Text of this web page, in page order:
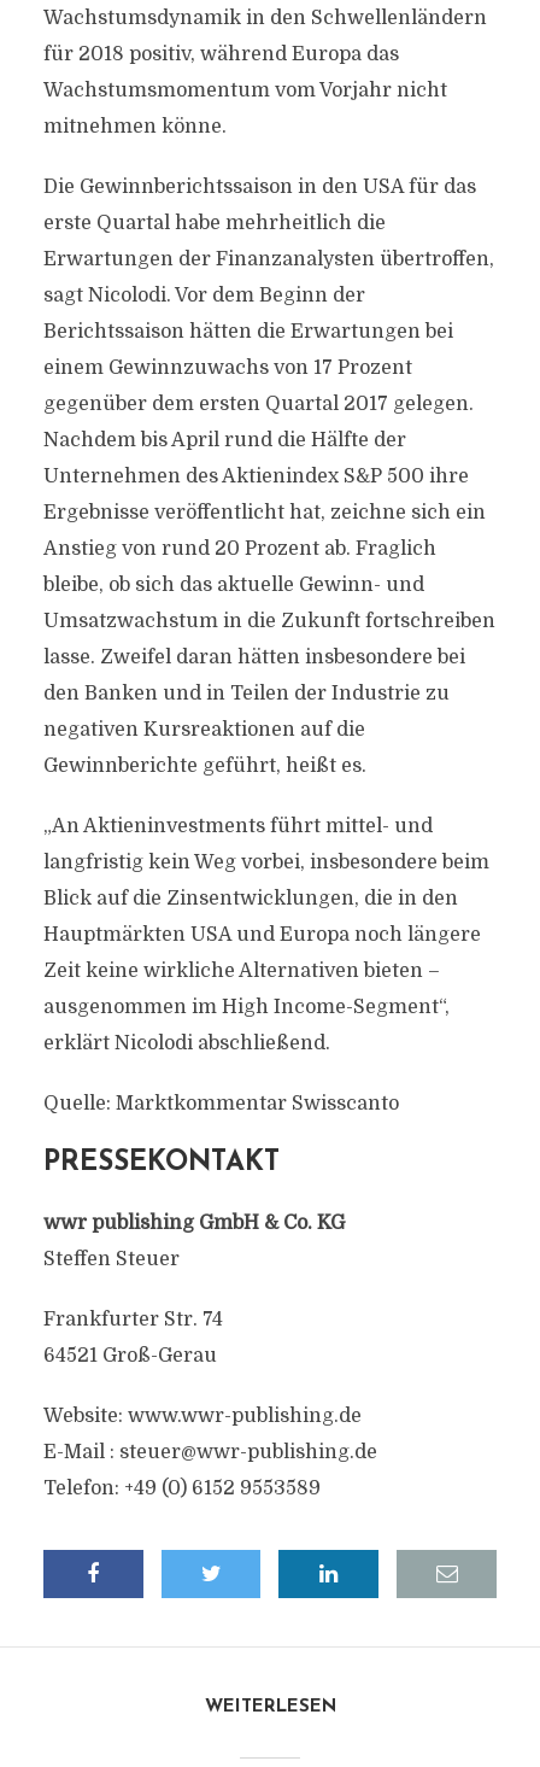
Wachstumsdynamik in den Schwellenländern
für 2018 positiv, während Europa das
Wachstumsmomentum vom Vorjahr nicht
mitnehmen könne.
Die Gewinnberichtssaison in den USA für das
erste Quartal habe mehrheitlich die
Erwartungen der Finanzanalysten übertroffen,
sagt Nicolodi. Vor dem Beginn der
Berichtssaison hätten die Erwartungen bei
einem Gewinnzuwachs von 17 Prozent
gegenüber dem ersten Quartal 2017 gelegen.
Nachdem bis April rund die Hälfte der
Unternehmen des Aktienindex S&P 500 ihre
Ergebnisse veröffentlicht hat, zeichne sich ein
Anstieg von rund 20 Prozent ab. Fraglich
bleibe, ob sich das aktuelle Gewinn- und
Umsatzwachstum in die Zukunft fortschreiben
lasse. Zweifel daran hätten insbesondere bei
den Banken und in Teilen der Industrie zu
negativen Kursreaktionen auf die
Gewinnberichte geführt, heißt es.
„An Aktieninvestments führt mittel- und
langfristig kein Weg vorbei, insbesondere beim
Blick auf die Zinsentwicklungen, die in den
Hauptmärkten USA und Europa noch längere
Zeit keine wirkliche Alternativen bieten –
ausgenommen im High Income-Segment“,
erklärt Nicolodi abschließend.
Quelle: Marktkommentar Swisscanto
PRESSEKONTAKT
wwr publishing GmbH & Co. KG
Steffen Steuer
Frankfurter Str. 74
64521 Groß-Gerau
Website: www.wwr-publishing.de
E-Mail : steuer@wwr-publishing.de
Telefon: +49 (0) 6152 9553589
WEITERLESEN